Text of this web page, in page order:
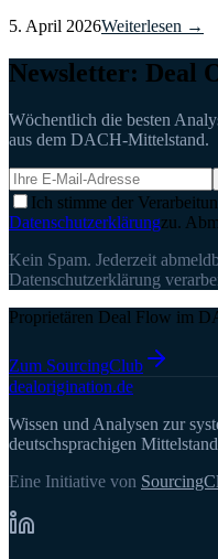
5. April 2026Weiterlesen →
Newsletter: Deal
Wöchentlich die besten
aus dem DACH-Mittelstand.
Ich stimme der
Datenschutzerklärungzu.
Kein Spam. Jederzeit
Datenschutzerklärung
Proprietären Deal Flow im
Zum SourcingClub
dealorigination.de
Wissen und Analysen zur
deutschsprachigen
Eine Initiative von